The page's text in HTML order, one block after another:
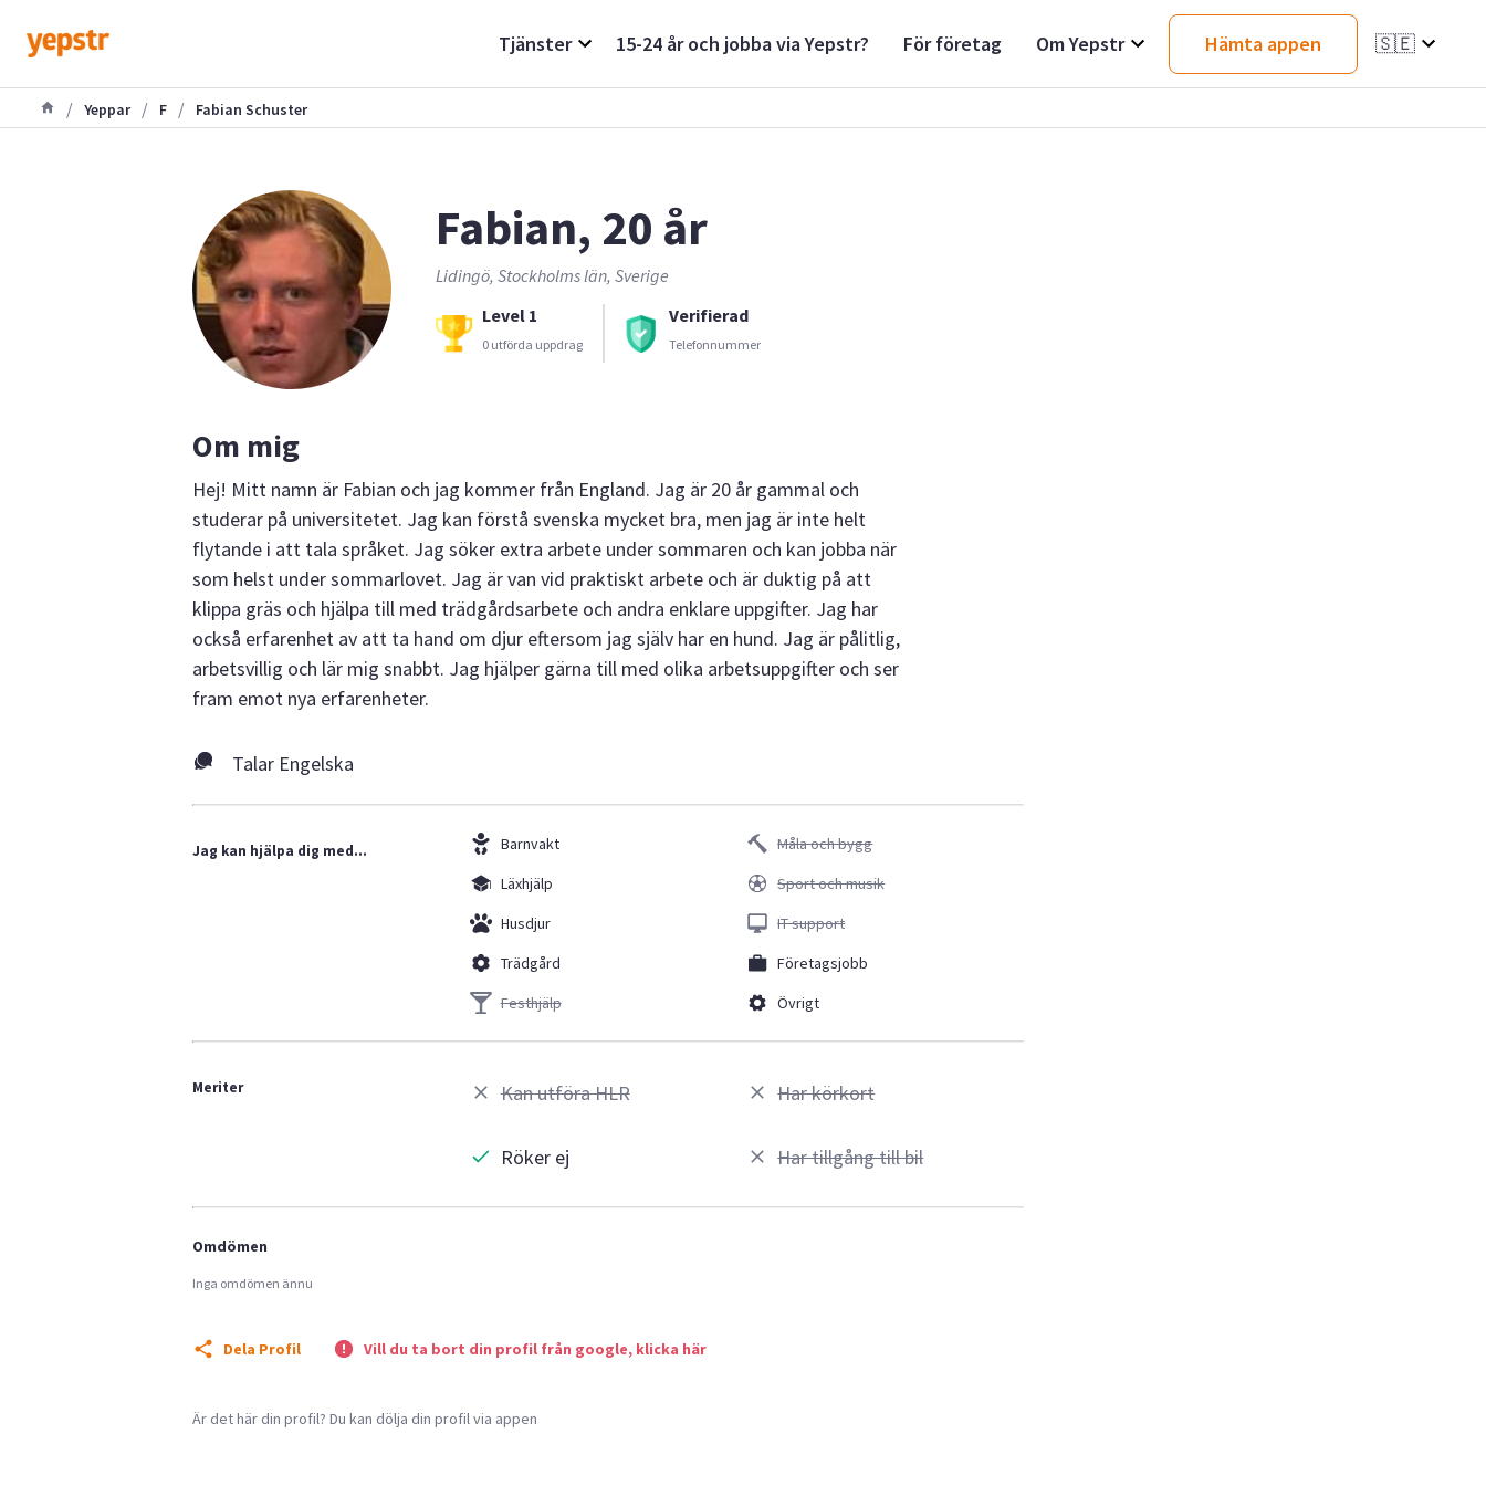
Tjänster 15-24 år och jobba via Yepstr? För företag Om Yepstr Hämta appen 🇸🇪
/ Yeppar / F / Fabian Schuster
Fabian, 20 år
Lidingö, Stockholms län, Sverige
Level 1
0 utförda uppdrag
Verifierad
Telefonnummer
Om mig
Hej! Mitt namn är Fabian och jag kommer från England. Jag är 20 år gammal och
studerar på universitetet. Jag kan förstå svenska mycket bra, men jag är inte helt
flytande i att tala språket. Jag söker extra arbete under sommaren och kan jobba när
som helst under sommarlovet. Jag är van vid praktiskt arbete och är duktig på att
klippa gräs och hjälpa till med trädgårdsarbete och andra enklare uppgifter. Jag har
också erfarenhet av att ta hand om djur eftersom jag själv har en hund. Jag är pålitlig,
arbetsvillig och lär mig snabbt. Jag hjälper gärna till med olika arbetsuppgifter och ser
fram emot nya erfarenheter.
Talar Engelska
Jag kan hjälpa dig med...
Barnvakt
Läxhjälp
Husdjur
Trädgård
Festhjälp
Måla och bygg
Sport och musik
IT support
Företagsjobb
Övrigt
Meriter Kan utföra HLR
Röker ej
Har körkort
Har tillgång till bil
Omdömen
Inga omdömen ännu
Dela Profil Vill du ta bort din profil från google, klicka här
Är det här din profil? Du kan dölja din profil via appen